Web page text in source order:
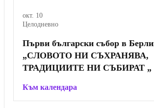
окт. 10
Целодневно
Първи български събор в
„СЛОВОТО НИ СЪХРАНЯВА,
ТРАДИЦИИТЕ НИ СЪБИРАТ „
Към календара